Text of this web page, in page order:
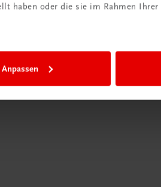
haben oder die sie im Rahmen
Anpassen